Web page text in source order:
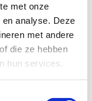
met onze
analyse. Deze
met andere
die ze hebben
hun services.
kunststof,
of in